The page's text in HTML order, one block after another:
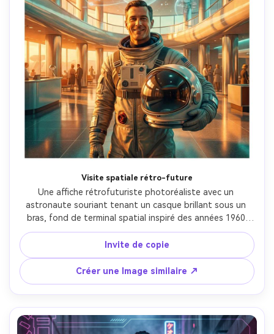
Visite spatiale rétro-future
Une affiche rétrofuturiste photoréaliste avec un
astronaute souriant tenant un casque brillant sous un
bras, fond de terminal spatial inspiré des années 1960
avec des hologrammes modernes, palette orange chaude
et teal, typographie audacieuse vintage-meets-future
avec la lecture "LUNAR EXPRESS", superposition de
texture en demi-ton gardée subtile, marges nettes pour
l'impression, prise sur Nikon Z8, objectif 35 mm, mise au
point nette, éclairage cinématographique, composition
prête à l'affiche-AR 4:5
Invite de copie
Créer une Image similaire ↗